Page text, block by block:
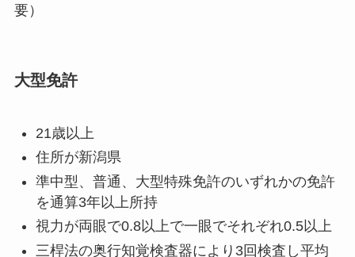
要）
大型免許
21歳以上
住所が新潟県
準中型、普通、大型特殊免許のいずれかの免許
を通算3年以上所持
視力が両眼で0.8以上で一眼でそれぞれ0.5以上
三桿法の奥行知覚検査器により3回検査し平均